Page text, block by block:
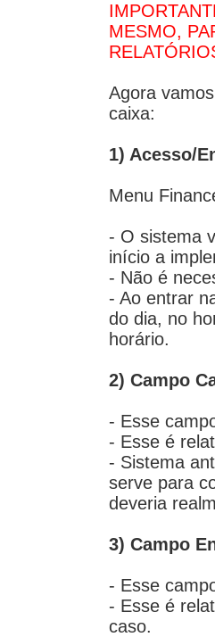
MESMO,
Agora
caixa:
1) Acesso/
Menu
- O sistema
início a
- Não é
- Ao entrar
do dia, no
horário.
2) Campo
- Esse
- Esse é
- Sistema
serve para
deveria
3) Campo
- Esse
- Esse é
caso.